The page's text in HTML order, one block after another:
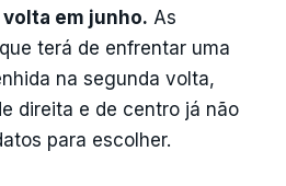
em junho. As
terá de enfrentar uma
na segunda volta,
direita e de centro já não
para escolher.